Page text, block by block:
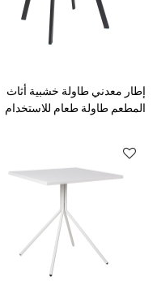
إطار معدني طاولة خشبية أثاث
المطعم طاولة طعام للاستخدام